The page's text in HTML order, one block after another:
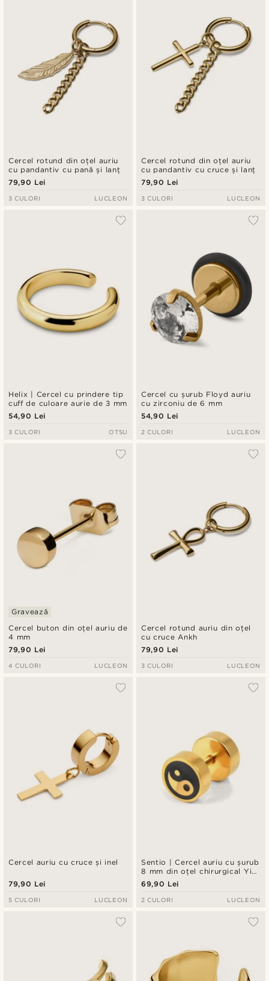
Cercel rotund din oțel auriu
cu pandantiv cu pană și lanț
79,90 Lei
3 CULORI LUCLEON
Cercel rotund din oțel auriu
cu pandantiv cu cruce și lanț
79,90 Lei
3 CULORI LUCLEON
Helix | Cercel cu prindere tip
cuff de culoare aurie de 3 mm
54,90 Lei
3 CULORI OTSU
Cercel cu șurub Floyd auriu
cu zirconiu de 6 mm
54,90 Lei
2 CULORI LUCLEON
Cercel buton din oțel auriu de
4 mm
Gravează
79,90 Lei
4 CULORI LUCLEON
Cercel rotund auriu din oțel
cu cruce Ankh
79,90 Lei
3 CULORI LUCLEON
Cercel auriu cu cruce și inel
79,90 Lei
5 CULORI LUCLEON
Sentio | Cercel auriu cu șurub
8 mm din oțel chirurgical Yin
Yang
69,90 Lei
2 CULORI LUCLEON